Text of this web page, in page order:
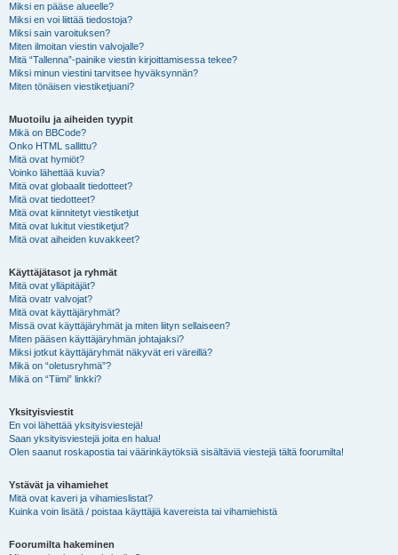
Miksi en pääse alueelle?
Miksi en voi liittää tiedostoja?
Miksi sain varoituksen?
Miten ilmoitan viestin valvojalle?
Mitä “Tallenna”-painike viestin kirjoittamisessa tekee?
Miksi minun viestini tarvitsee hyväksynnän?
Miten tönäisen viestiketjuani?
Muotoilu ja aiheiden tyypit
Mikä on BBCode?
Onko HTML sallittu?
Mitä ovat hymiöt?
Voinko lähettää kuvia?
Mitä ovat globaalit tiedotteet?
Mitä ovat tiedotteet?
Mitä ovat kiinnitetyt viestiketjut
Mitä ovat lukitut viestiketjut?
Mitä ovat aiheiden kuvakkeet?
Käyttäjätasot ja ryhmät
Mitä ovat ylläpitäjät?
Mitä ovatr valvojat?
Mitä ovat käyttäjäryhmät?
Missä ovat käyttäjäryhmät ja miten liityn sellaiseen?
Miten pääsen käyttäjäryhmän johtajaksi?
Miksi jotkut käyttäjäryhmät näkyvät eri väreillä?
Mikä on “oletusryhmä”?
Mikä on “Tiimi” linkki?
Yksityisviestit
En voi lähettää yksityisviestejä!
Saan yksityisviestejä joita en halua!
Olen saanut roskapostia tai väärinkäytöksiä sisältäviä viestejä tältä foorumilta!
Ystävät ja vihamiehet
Mitä ovat kaveri ja vihamieslistat?
Kuinka voin lisätä / poistaa käyttäjiä kavereista tai vihamiehistä
Foorumilta hakeminen